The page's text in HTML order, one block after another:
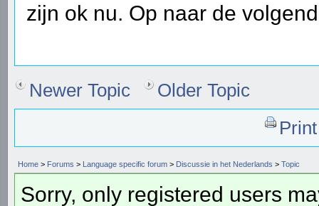
zijn ok nu. Op naar de
Newer Topic
Older Topic
Home > Forums > Language specific forum > Discussie in het Nederlands > Topic
Sorry, only registered users